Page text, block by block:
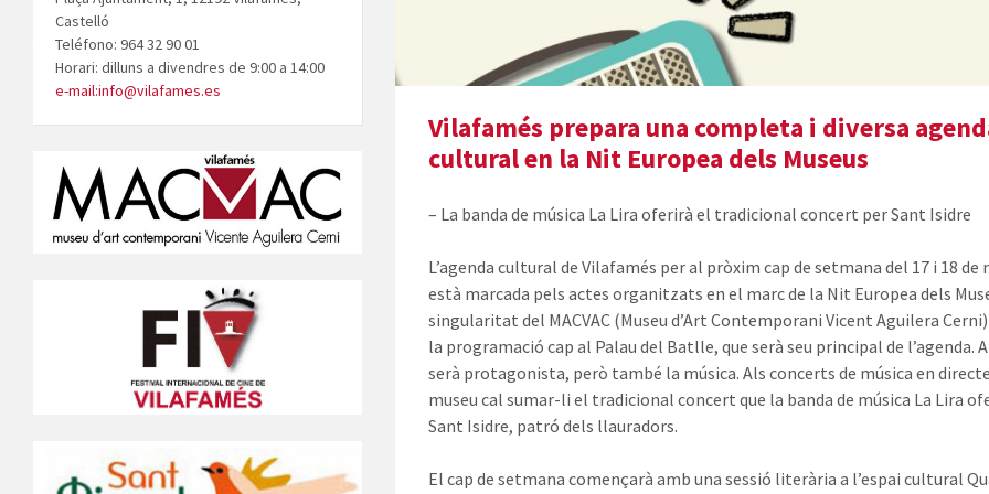
Vilafamés prepara una completa i diversa
cultural en la Nit Europea dels Museus
– La banda de música La Lira oferirà el tradicional concert per Sant Isidre
L’agenda cultural de Vilafamés per al pròxim cap de setmana del 17 i 18 de
està marcada pels actes organitzats en el marc de la Nit Europea dels
singularitat del MACVAC (Museu d’Art Contemporani Vicent Aguilera
la programació cap al Palau del Batlle, que serà seu principal de l’agenda.
serà protagonista, però també la música. Als concerts de música en
museu cal sumar-li el tradicional concert que la banda de música La Lira
Sant Isidre, patró dels llauradors.
El cap de setmana començarà amb una sessió literària a l’espai cultural
Castelló
Teléfono: 964 32 90 01
Horari: dilluns a divendres de 9:00 a 14:00
e-mail:info@vilafames.es